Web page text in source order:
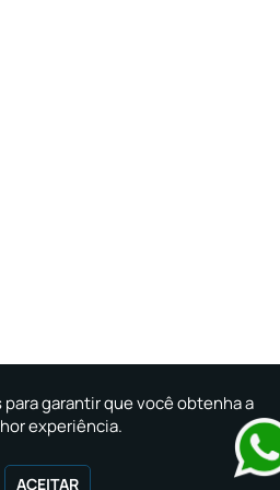
garantir que você obtenha a
experiência.
ACEITAR